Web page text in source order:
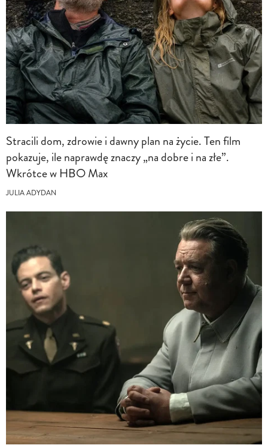
Stracili dom, zdrowie i dawny plan na życie. Ten film
pokazuje, ile naprawdę znaczy „na dobre i na złe”.
Wkrótce w HBO Max
JULIA ADYDAN